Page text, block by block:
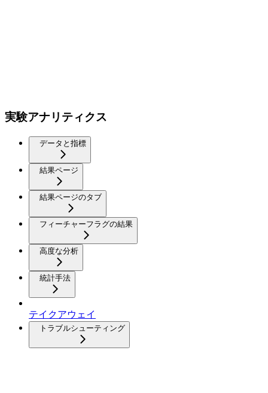
実験アナリティクス
データと指標
結果ページ
結果ページのタブ
フィーチャーフラグの結果
高度な分析
統計手法
テイクアウェイ
トラブルシューティング